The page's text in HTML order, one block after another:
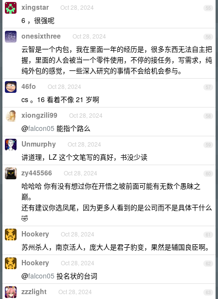
55
xingstar Oct 28, 2024
6 ，很强呢
56
onesixthree Oct 28, 2024
云智是一个内包，我在里面一年的经历是，很多东西无法自主把
握，里面的人会被当一个零件使用，不停的接任务，写需求，纯
纯外包的感觉，一些深入研究的事情不会给机会参与。
57
46fo Oct 28, 2024
cs 。16 看着不像 21 岁啊
58
xiongzili99 Oct 28, 2024
@falcon05 能指个路么
59
Unmurphy Oct 28, 2024
讲道理，LZ 这个文笔写的真好，书没少读
60
zy445566 Oct 28, 2024
哈哈哈 你有没有想过你在开悟之坡前面可能有无数个愚昧之
巅。
还有建议你选凤尾，因为更多人看到的是公司而不是具体干什么
🤣
61
Hookery Oct 28, 2024
苏州杀人，南京活人，庞大人是君子豹变，果然是辅国良臣啊。
62
Hookery Oct 28, 2024
@falcon05 投名状的台词
63
zzzlight Oct 28, 2024